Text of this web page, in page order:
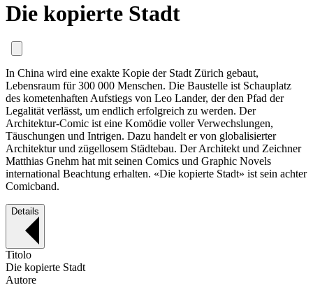
Die kopierte Stadt
In China wird eine exakte Kopie der Stadt Zürich gebaut,
Lebensraum für 300 000 Menschen. Die Baustelle ist Schauplatz
des kometenhaften Aufstiegs von Leo Lander, der den Pfad der
Legalität verlässt, um endlich erfolgreich zu werden. Der
Architektur-Comic ist eine Komödie voller Verwechslungen,
Täuschungen und Intrigen. Dazu handelt er von globalisierter
Architektur und zügellosem Städtebau. Der Architekt und Zeichner
Matthias Gnehm hat mit seinen Comics und Graphic Novels
international Beachtung erhalten. «Die kopierte Stadt» ist sein achter
Comicband.
Details
Titolo
Die kopierte Stadt
Autore